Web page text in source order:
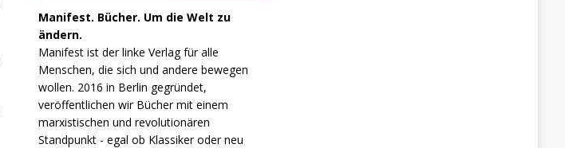
Manifest. Bücher. Um die Welt zu
ändern.
Manifest ist der linke Verlag für alle
Menschen, die sich und andere bewegen
wollen. 2016 in Berlin gegründet,
veröffentlichen wir Bücher mit einem
marxistischen und revolutionären
Standpunkt - egal ob Klassiker oder neu